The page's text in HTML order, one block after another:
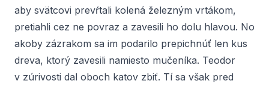
aby svätcovi prevŕtali kolená železným vrtákom,
pretiahli cez ne povraz a zavesili ho dolu hlavou. No
akoby zázrakom sa im podarilo prepichnúť len kus
dreva, ktorý zavesili namiesto mučeníka. Teodor
v zúrivosti dal oboch katov zbiť. Tí sa však pred